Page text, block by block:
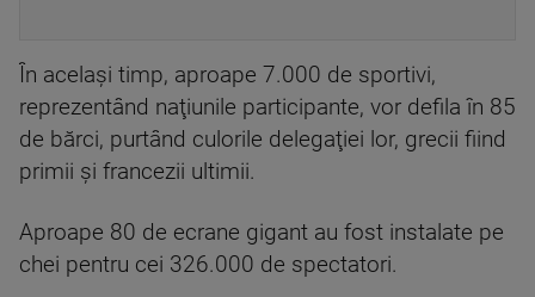
În acelaşi timp, aproape 7.000 de sportivi,
reprezentând naţiunile participante, vor defila în 85
de bărci, purtând culorile delegaţiei lor, grecii fiind
primii şi francezii ultimii.
Aproape 80 de ecrane gigant au fost instalate pe
chei pentru cei 326.000 de spectatori.